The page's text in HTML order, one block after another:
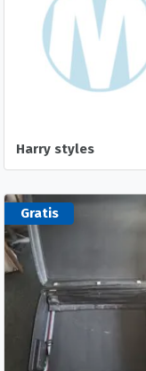
Harry styles
Gratis